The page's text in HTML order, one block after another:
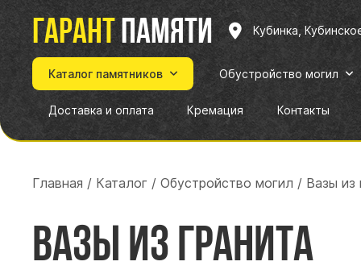
Гарантпамяти Кубинка,
Каталог памятников Обустройство могил
Доставка и оплата Кремация Контакты
Главная / Каталог / Обустройство могил / Вазы из
Вазы из гранита